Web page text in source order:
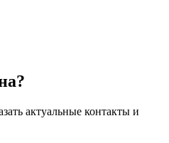
?
актуальные контакты и